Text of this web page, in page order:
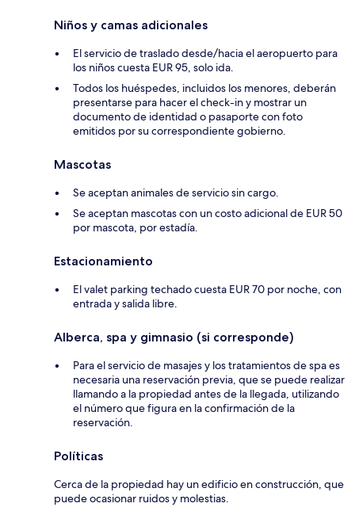
Niños y camas adicionales
El servicio de traslado desde/hacia el aeropuerto para
los niños cuesta EUR 95, solo ida.
Todos los huéspedes, incluidos los menores, deberán
presentarse para hacer el check-in y mostrar un
documento de identidad o pasaporte con foto
emitidos por su correspondiente gobierno.
Mascotas
Se aceptan animales de servicio sin cargo.
Se aceptan mascotas con un costo adicional de EUR 50
por mascota, por estadía.
Estacionamiento
El valet parking techado cuesta EUR 70 por noche, con
entrada y salida libre.
Alberca, spa y gimnasio (si corresponde)
Para el servicio de masajes y los tratamientos de spa es
necesaria una reservación previa, que se puede realizar
llamando a la propiedad antes de la llegada, utilizando
el número que figura en la confirmación de la
reservación.
Políticas
Cerca de la propiedad hay un edificio en construcción, que
puede ocasionar ruidos y molestias.